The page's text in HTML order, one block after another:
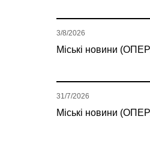
Міські новини
3/8/2026
Міські новини
31/7/2026